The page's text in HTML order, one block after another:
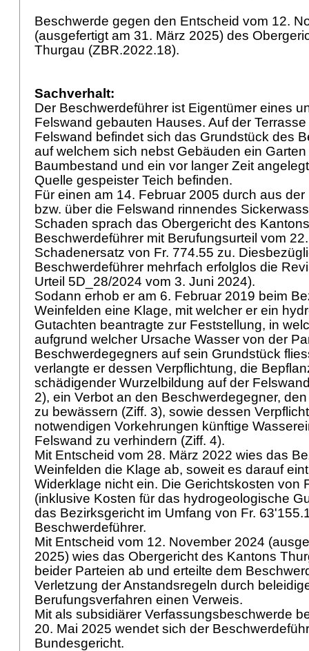
Beschwerde gegen den Entscheid vom 12.
(ausgefertigt am 31. März 2025) des
Thurgau (ZBR.2022.18).
Sachverhalt:
Der Beschwerdeführer ist Eigentümer eines
Felswand gebauten Hauses. Auf der
Felswand befindet sich das Grundstück des
auf welchem sich nebst Gebäuden ein Garten
Baumbestand und ein vor langer Zeit
Quelle gespeister Teich befinden.
Für einen am 14. Februar 2005 durch aus
bzw. über die Felswand rinnendes
Schaden sprach das Obergericht des
Beschwerdeführer mit Berufungsurteil vom
Schadenersatz von Fr. 774.55 zu.
Beschwerdeführer mehrfach erfolglos die
Urteil 5D_28/2024 vom 3. Juni 2024).
Sodann erhob er am 6. Februar 2019 beim
Weinfelden eine Klage, mit welcher er ein
Gutachten beantragte zur Feststellung, in
aufgrund welcher Ursache Wasser von der
Beschwerdegegners auf sein Grundstück
verlangte er dessen Verpflichtung, die
schädigender Wurzelbildung auf der
2), ein Verbot an den Beschwerdegegner,
zu bewässern (Ziff. 3), sowie dessen
notwendigen Vorkehrungen künftige
Felswand zu verhindern (Ziff. 4).
Mit Entscheid vom 28. März 2022 wies das
Weinfelden die Klage ab, soweit es darauf
Widerklage nicht ein. Die Gerichtskosten von
(inklusive Kosten für das hydrogeologische
das Bezirksgericht im Umfang von Fr.
Beschwerdeführer.
Mit Entscheid vom 12. November 2024
2025) wies das Obergericht des Kantons
beider Parteien ab und erteilte dem
Verletzung der Anstandsregeln durch
Berufungsverfahren einen Verweis.
Mit als subsidiärer Verfassungsbeschwerde
20. Mai 2025 wendet sich der
Bundesgericht.